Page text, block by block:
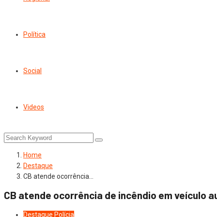
Política
Social
Videos
Home
Destaque
CB atende ocorrência…
CB atende ocorrência de incêndio em veículo
Destaque Polícia